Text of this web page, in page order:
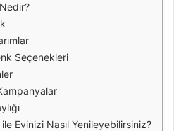
Seçenekleri
Evinizi Nasıl Yenileyebilirsiniz?